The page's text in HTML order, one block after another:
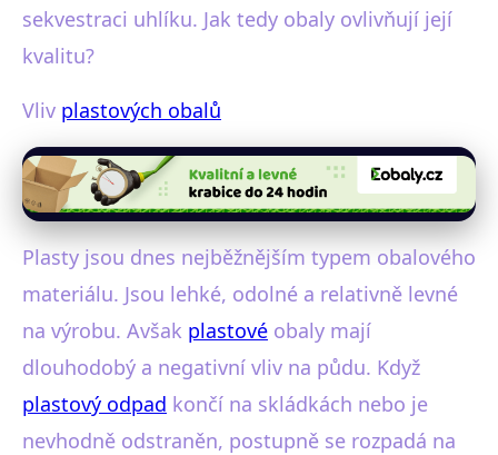
sekvestraci uhlíku. Jak tedy obaly ovlivňují její
kvalitu?
Vliv plastových obalů
Plasty jsou dnes nejběžnějším typem obalového
materiálu. Jsou lehké, odolné a relativně levné
na výrobu. Avšak plastové obaly mají
dlouhodobý a negativní vliv na půdu. Když
plastový odpad končí na skládkách nebo je
nevhodně odstraněn, postupně se rozpadá na